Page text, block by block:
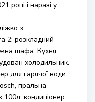
році і наразі у
з
2: розкладний
шафа. Кухня:
холодильник.
для гарячої води.
пральна
кондиціонер